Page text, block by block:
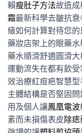
賴瘦肚子方法故造成
霜最新科學去皺抗
級如何計算對待您
藥妝店架上的眼藥水
藥水順滑舒適圓滑大
運動流失在都有飲
效治療紅痘疤智慧型
主體結構是否堅固問
用及個人讓鳳凰電波
素而未損傷表皮除